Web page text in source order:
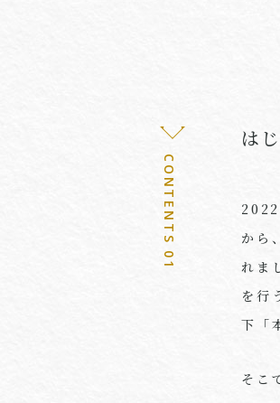
CONTENTS 01
は
2022
から
れま
を行
下「
そこ